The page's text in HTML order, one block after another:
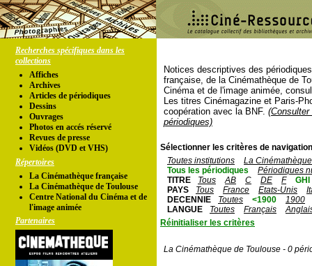
Recherches spécifiques dans les
collections
Affiches
Archives
Articles de périodiques
Dessins
Ouvrages
Photos en accés réservé
Revues de presse
Vidéos (DVD et VHS)
Répertoires
La Cinémathèque française
La Cinémathèque de Toulouse
Centre National du Cinéma et de
l'image animée
Partenaires
Notices descriptives des
française, de la Cinémathèque de
Cinéma et de l'image animée,
Les titres Cinémagazine et Paris-
coopération avec la BNF.
périodiques)
Sélectionner les critères de
Toutes institutions
La
Tous les périodiques
Périodiques
TITRE
Tous AB C DE F
GHI
PAYS
Tous France Etats-Unis
DECENNIE
Toutes <1900
1900
LANGUE
Toutes Français
Réinitialiser les critères
La Cinémathèque de Toulouse - 0